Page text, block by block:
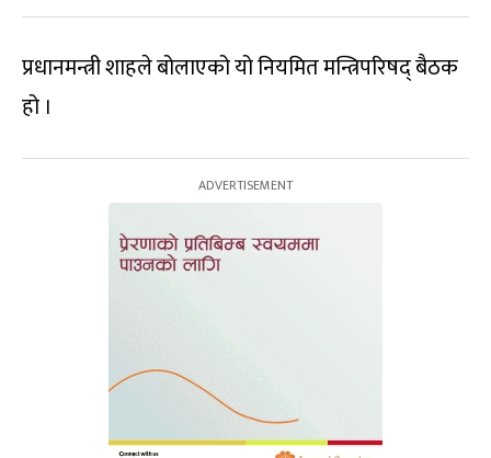
प्रधानमन्त्री शाहले बोलाएको यो नियमित मन्त्रिपरिषद् बैठक
हो ।